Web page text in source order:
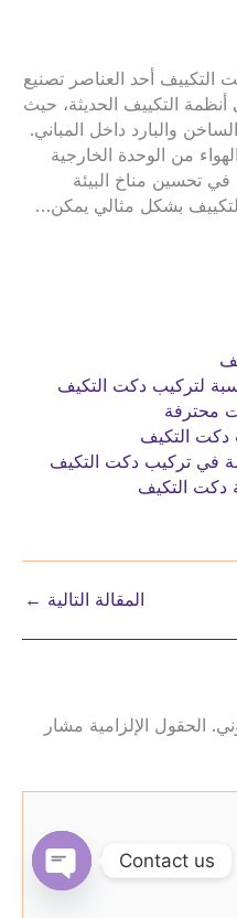
أحد العناصر تصنيع
التكييف الحديثة، حيث
والبارد داخل المباني.
من الوحدة الخارجية
في تحسين مناخ البيئة
بشكل مثالي يمكن…
لتركيب دكت التكيف
محترفة
دكت التكيف
في تركيب دكت التكيف
دكت التكيف
المقالة التالية ←
الحقول الإلزامية مشار
Contact us
Open